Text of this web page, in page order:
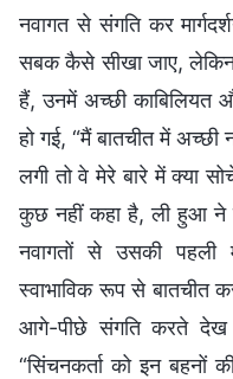
नवागत से संगति कर
सबक कैसे सीखा जाए, लेकिन
हैं, उनमें अच्छी काबिलियत
हो गई, “मैं बातचीत में
लगी तो वे मेरे बारे में क्या
कुछ नहीं कहा है, ली हुआ ने
नवागतों से उसकी
स्वाभाविक रूप से बातचीत
आगे-पीछे संगति करते देख
“सिंचनकर्ता को इन बहनों